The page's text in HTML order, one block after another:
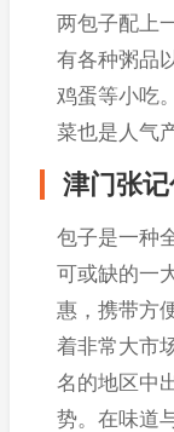
两包子配上
有各种粥品
鸡蛋等小吃
菜也是人气
津门张
包子是一种
可或缺的一
惠，携带方
着非常大市
名的地区中
势。在味道